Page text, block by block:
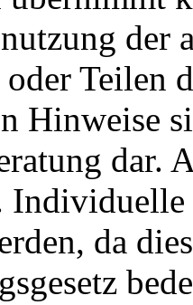
der
Teilen
Hinweise
dar.
da